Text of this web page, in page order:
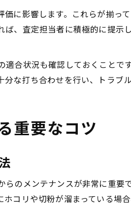
に影響します。これらが揃っ
、査定担当者に積極的に提
合状況も確認しておくことで
な打ち合わせを行い、トラブ
重要なコツ
のメンテナンスが非常に重
コリや切粉が溜まっている場